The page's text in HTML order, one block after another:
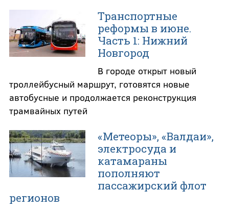
Транспортные
реформы в июне.
Часть 1: Нижний
Новгород
В городе открыт новый
троллейбусный маршрут, готовятся новые
автобусные и продолжается реконструкция
трамвайных путей
«Метеоры», «Валдаи»,
электросуда и
катамараны
пополняют
пассажирский флот
регионов